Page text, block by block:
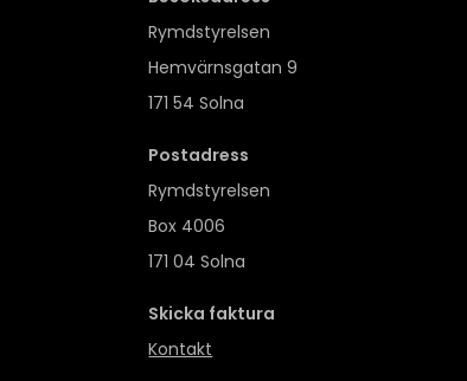
Rymdstyrelsen
Hemvärnsgatan 9
171 54 Solna
Postadress
Rymdstyrelsen
Box 4006
171 04 Solna
Skicka faktura
Kontakt